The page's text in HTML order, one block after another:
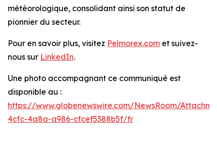
météorologique, consolidant ainsi son statut de
pionnier du secteur.
Pour en savoir plus, visitez Pelmorex.com et suivez-
nous sur LinkedIn.
Une photo accompagnant ce communiqué est
disponible au :
https://www.globenewswire.com/NewsRoom/
4cfc-4a8a-a986-cfcef5388b5f/fr